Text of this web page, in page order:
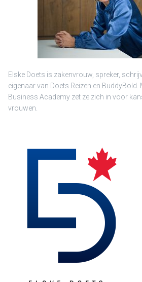
Elske Doets is zakenvrouw, spreker,
eigenaar van Doets Reizen en
Business Academy zet ze zich in voor
vrouwen.